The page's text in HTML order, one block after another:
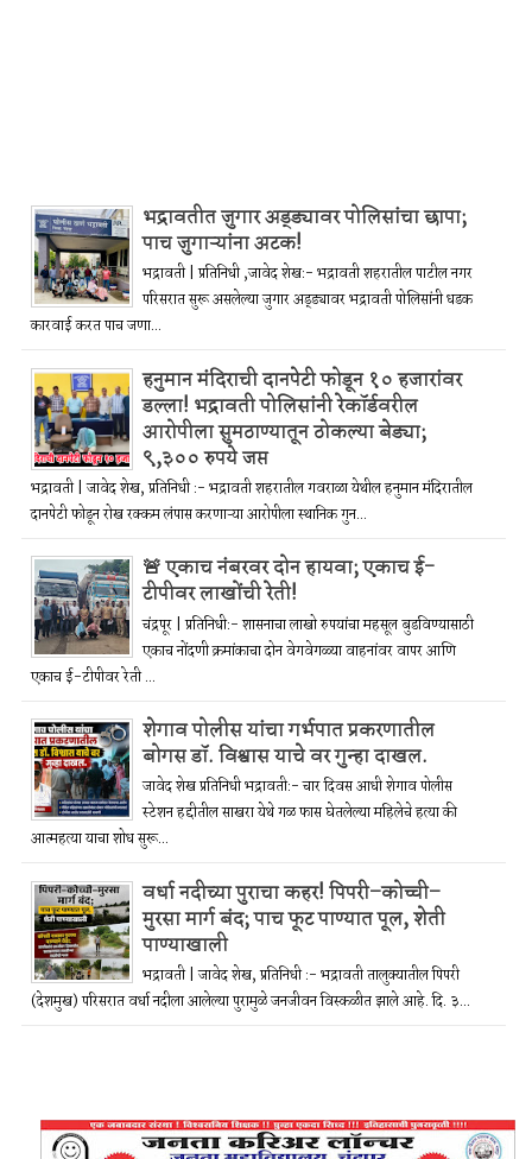
भद्रावतीत जुगार अड्ड्यावर पोलिसांचा छापा;
पाच जुगाऱ्यांना अटक!
भद्रावती | प्रतिनिधी ,जावेद शेख:- भद्रावती शहरातील पाटील नगर
परिसरात सुरू असलेल्या जुगार अड्ड्यावर भद्रावती पोलिसांनी धडक
कारवाई करत पाच जणा...
हनुमान मंदिराची दानपेटी फोडून १० हजारांवर
डल्ला! भद्रावती पोलिसांनी रेकॉर्डवरील
आरोपीला सुमठाण्यातून ठोकल्या बेड्या;
९,३०० रुपये जप्त
भद्रावती | जावेद शेख, प्रतिनिधी :- भद्रावती शहरातील गवराळा येथील हनुमान मंदिरातील
दानपेटी फोडून रोख रक्कम लंपास करणाऱ्या आरोपीला स्थानिक गुन...
🚨 एकाच नंबरवर दोन हायवा; एकाच ई-
टीपीवर लाखोंची रेती!
चंद्रपूर | प्रतिनिधी:- शासनाचा लाखो रुपयांचा महसूल बुडविण्यासाठी
एकाच नोंदणी क्रमांकाचा दोन वेगवेगळ्या वाहनांवर वापर आणि
एकाच ई-टीपीवर रेती ...
शेगाव पोलीस यांचा गर्भपात प्रकरणातील
बोगस डॉ. विश्वास याचे वर गुन्हा दाखल.
जावेद शेख प्रतिनिधी भद्रावती:- चार दिवस आधी शेगाव पोलीस
स्टेशन हद्दीतील साखरा येथे गळ फास घेतलेल्या महिलेचे हत्या की
आत्महत्या याचा शोध सुरू...
वर्धा नदीच्या पुराचा कहर! पिपरी–कोच्ची–
मुरसा मार्ग बंद; पाच फूट पाण्यात पूल, शेती
पाण्याखाली
भद्रावती | जावेद शेख, प्रतिनिधी :- भद्रावती तालुक्यातील पिपरी
(देशमुख) परिसरात वर्धा नदीला आलेल्या पुरामुळे जनजीवन विस्कळीत झाले आहे. दि. ३...